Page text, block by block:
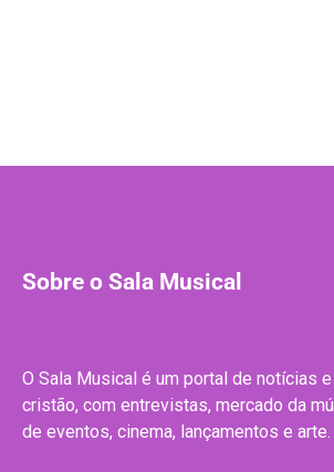
Sobre o Sala Musical
O Sala Musical é um portal de notícias
cristão, com entrevistas, mercado da
de eventos, cinema, lançamentos e arte.